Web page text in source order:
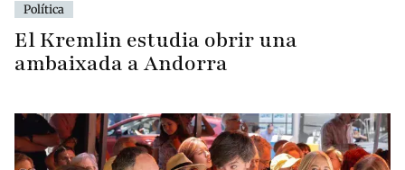
Política
El Kremlin estudia obrir una
ambaixada a Andorra